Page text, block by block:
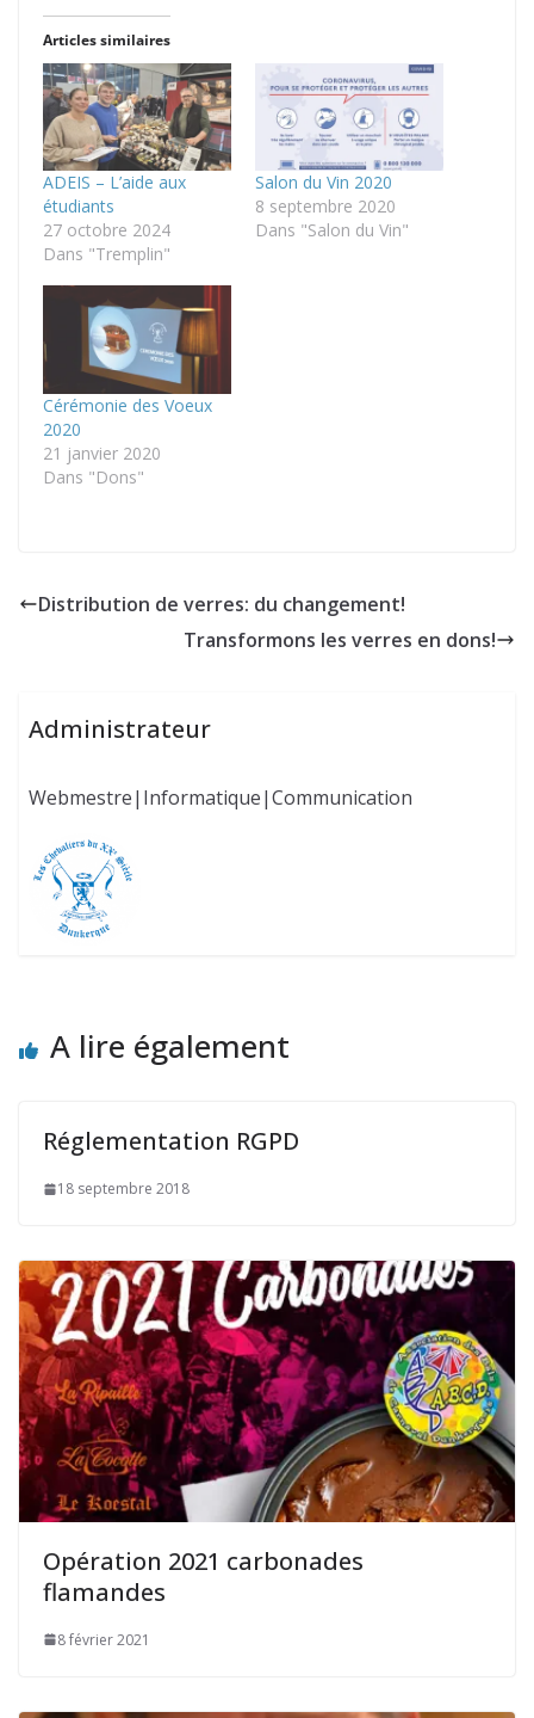
Articles similaires
ADEIS – L’aide aux
étudiants
27 octobre 2024
Dans "Tremplin"
Salon du Vin 2020
8 septembre 2020
Dans "Salon du Vin"
Cérémonie des Voeux
2020
21 janvier 2020
Dans "Dons"
Distribution de verres: du changement!
Transformons les verres en dons!
Administrateur
Webmestre|Informatique|Communication
A lire également
Réglementation RGPD
18 septembre 2018
Opération 2021 carbonades
flamandes
8 février 2021